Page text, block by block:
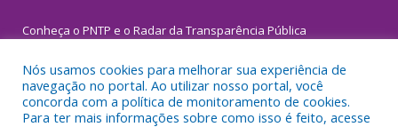
Conheça o PNTP e o Radar da Transparência Pública
Nós usamos cookies para melhorar sua experiência de
navegação no portal. Ao utilizar nosso portal, você
concorda com a política de monitoramento de cookies.
Para ter mais informações sobre como isso é feito, acesse